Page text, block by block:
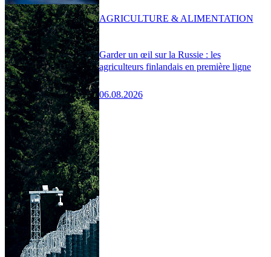
Garder un œil sur la Russie : les
agriculteurs finlandais en première ligne
06.08.2026
AGRICULTURE & ALIMENTATION